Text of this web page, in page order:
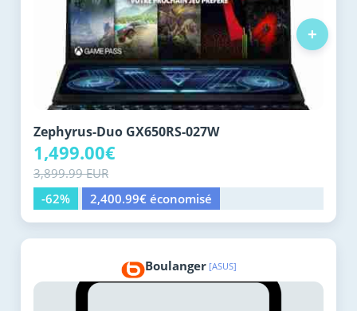
Zephyrus-Duo GX650RS-027W
1,499.00€
3,899.99 EUR
-62%
2,400.99€ économisé
+
Boulanger [ASUS]